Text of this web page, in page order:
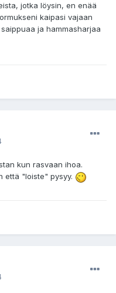
jotka löysin, en enää
kaipasi vajaan
ja hammasharjaa
kun rasvaan ihoa.
että "loiste" pysyy.